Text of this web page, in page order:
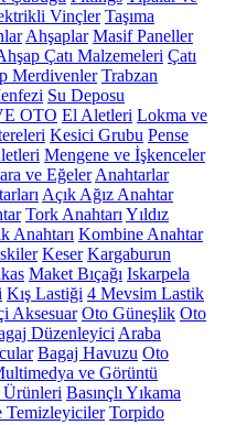
Vinçler Taşıma
Ahşaplar Masif Paneller
Çatı Malzemeleri Çatı
Merdivenler Trabzan
Su Deposu
OTO El Aletleri Lokma ve
Kesici Grubu Pense
Mengene ve İşkenceler
ve Eğeler Anahtarlar
Açık Ağız Anahtar
Tork Anahtarı Yıldız
Anahtarı Kombine Anahtar
Keser Kargaburun
Maket Bıçağı Iskarpela
Kış Lastiği 4 Mevsim Lastik
Aksesuar Oto Güneşlik Oto
Düzenleyici Araba
Bagaj Havuzu Oto
ve Görüntü
Ürünleri Basınçlı Yıkama
Temizleyiciler Torpido